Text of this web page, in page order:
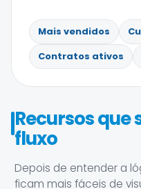
Mais vendidos
Contratos ativos
Recursos que
fluxo
Depois de entender a
ficam mais fáceis de